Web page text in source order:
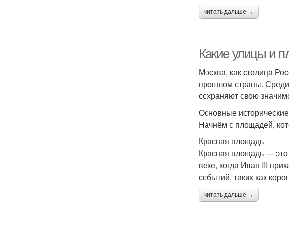
читать дальше →
Какие улицы и
Москва, как столица
прошлом страны.
сохраняют свою
Основные
Начнём с площадей,
Красная площадь
Красная площадь — это
веке, когда Иван III
событий, таких как
читать дальше →